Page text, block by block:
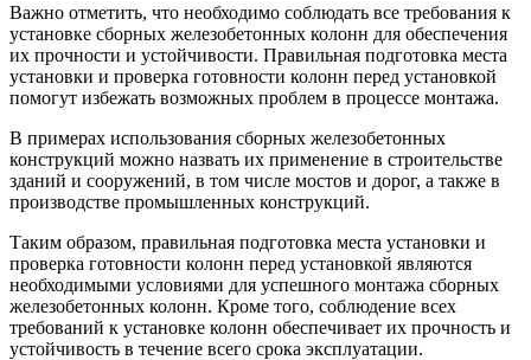
Важно отметить, что необходимо соблюдать все требования к
установке сборных железобетонных колонн для обеспечения
их прочности и устойчивости. Правильная подготовка места
установки и проверка готовности колонн перед установкой
помогут избежать возможных проблем в процессе монтажа.
В примерах использования сборных железобетонных
конструкций можно назвать их применение в строительстве
зданий и сооружений, в том числе мостов и дорог, а также в
производстве промышленных конструкций.
Таким образом, правильная подготовка места установки и
проверка готовности колонн перед установкой являются
необходимыми условиями для успешного монтажа сборных
железобетонных колонн. Кроме того, соблюдение всех
требований к установке колонн обеспечивает их прочность и
устойчивость в течение всего срока эксплуатации.